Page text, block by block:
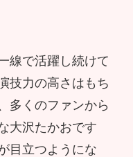
線で活躍し続けて
技力の高さはもち
多くのファンから
大沢たかおです
目立つようにな